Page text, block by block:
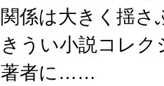
関係は大きく揺
きうい小説コレク
著者に……